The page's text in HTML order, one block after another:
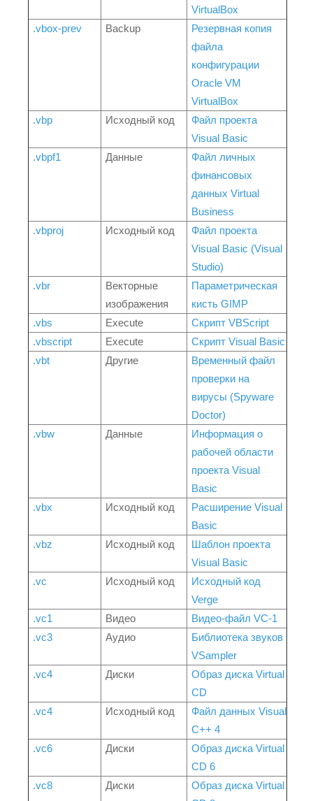
VirtualBox
.vbox-prev
Backup
Резервная копия
файла
конфигурации
Oracle VM
VirtualBox
.vbp
Исходный код
Файл проекта
Visual Basic
.vbpf1
Данные
Файл личных
финансовых
данных Virtual
Business
.vbproj
Исходный код
Файл проекта
Visual Basic (Visual
Studio)
.vbr
Векторные
изображения
Параметрическая
кисть GIMP
.vbs
Execute
Скрипт VBScript
.vbscript
Execute
Скрипт Visual Basic
.vbt
Другие
Временный файл
проверки на
вирусы (Spyware
Doctor)
.vbw
Данные
Информация о
рабочей области
проекта Visual
Basic
.vbx
Исходный код
Расширение Visual
Basic
.vbz
Исходный код
Шаблон проекта
Visual Basic
.vc
Исходный код
Исходный код
Verge
.vc1
Видео
Видео-файл VC-1
.vc3
Аудио
Библиотека звуков
VSampler
.vc4
Диски
Образ диска Virtual
CD
.vc4
Исходный код
Файл данных Visual
C++ 4
.vc6
Диски
Образ диска Virtual
CD 6
.vc8
Диски
Образ диска Virtual